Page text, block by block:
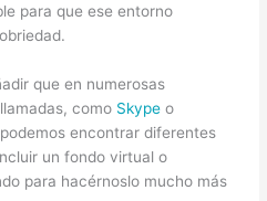
para que ese entorno
que en numerosas
como Skype o
encontrar diferentes
un fondo virtual o
para hacérnoslo mucho más